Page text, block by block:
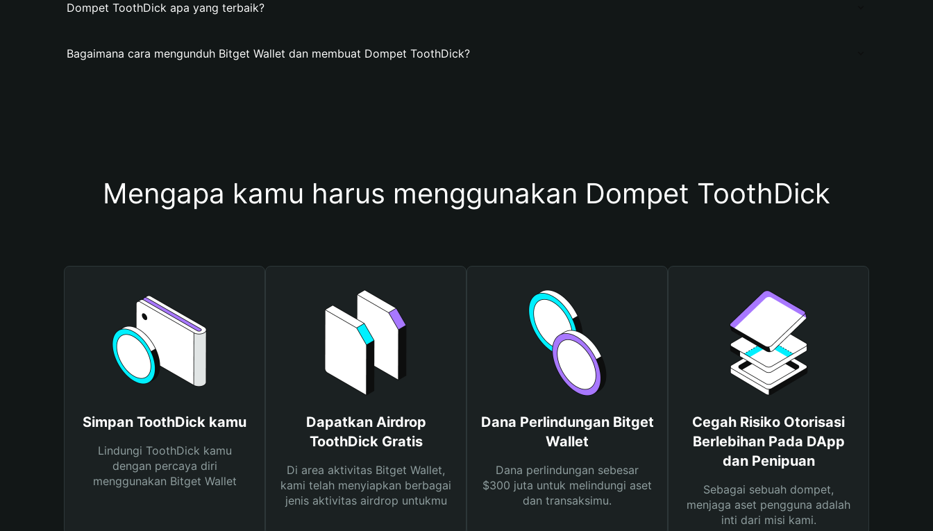
Dompet ToothDick apa yang terbaik?
Bagaimana cara mengunduh Bitget Wallet dan membuat Dompet ToothDick?
Mengapa kamu harus menggunakan Dompet ToothDick
Simpan ToothDick kamu
Lindungi ToothDick kamu
dengan percaya diri
menggunakan Bitget Wallet
Dapatkan Airdrop
ToothDick Gratis
Di area aktivitas Bitget Wallet,
kami telah menyiapkan berbagai
jenis aktivitas airdrop untukmu
Dana Perlindungan Bitget
Wallet
Dana perlindungan sebesar
$300 juta untuk melindungi aset
dan transaksimu.
Cegah Risiko Otorisasi
Berlebihan Pada DApp
dan Penipuan
Sebagai sebuah dompet,
menjaga aset pengguna adalah
inti dari misi kami.